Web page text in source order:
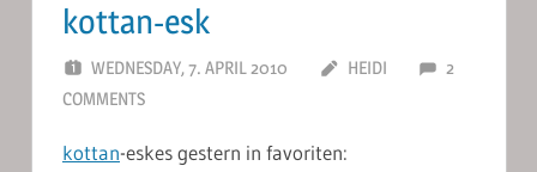
kottan-esk
WEDNESDAY, 7. APRIL 2010 HEIDI
2
COMMENTS
kottan-eskes gestern in favoriten: